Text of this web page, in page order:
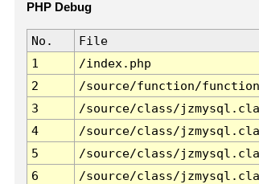
PHP Debug
No. File
1
/index.php
2
/source/function/
3
/source/class/
4
/source/class/
5
/source/class/
6
/source/class/